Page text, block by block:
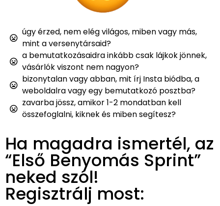
úgy érzed, nem elég világos, miben vagy más,
mint a versenytársaid?
a bemutatkozásaidra inkább csak lájkok jönnek,
vásárlók viszont nem nagyon?
bizonytalan vagy abban, mit írj Insta biódba, a
weboldalra vagy egy bemutatkozó posztba?
zavarba jössz, amikor 1-2 mondatban kell
összefoglalni, kiknek és miben segítesz?
Ha magadra ismertél, az
“Első Benyomás Sprint”
neked szól!
Regisztrálj most: